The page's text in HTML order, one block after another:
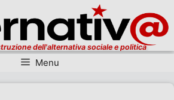
dell'alternativa sociale e politica
Menu